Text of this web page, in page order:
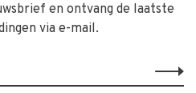
en ontvang de laatste
via e-mail.